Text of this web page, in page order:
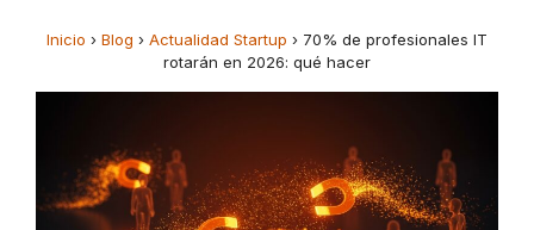
Inicio › Blog › Actualidad Startup › 70% de profesionales IT
rotarán en 2026: qué hacer